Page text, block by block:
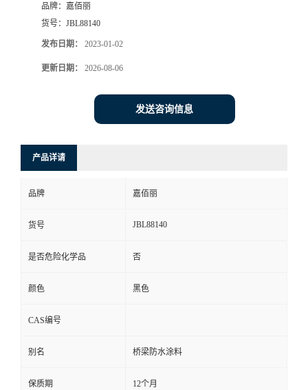
品牌： 嘉佰丽
货号： JBL88140
发布日期： 2023-01-02
更新日期： 2026-08-06
发送咨询信息
产品详请
品牌 嘉佰丽
货号 JBL88140
是否危险化学品 否
颜色 黑色
CAS编号
别名 桥梁防水涂料
保质期 12个月